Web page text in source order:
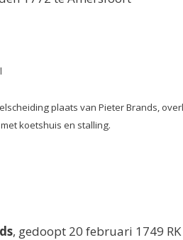
plaats van Pieter Brands,
koetshuis en stalling.
, gedoopt 20 februari 1749